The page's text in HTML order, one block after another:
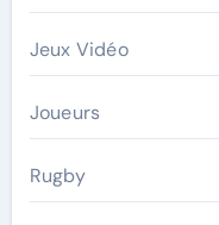
Jeux Vidéo
Joueurs
Rugby